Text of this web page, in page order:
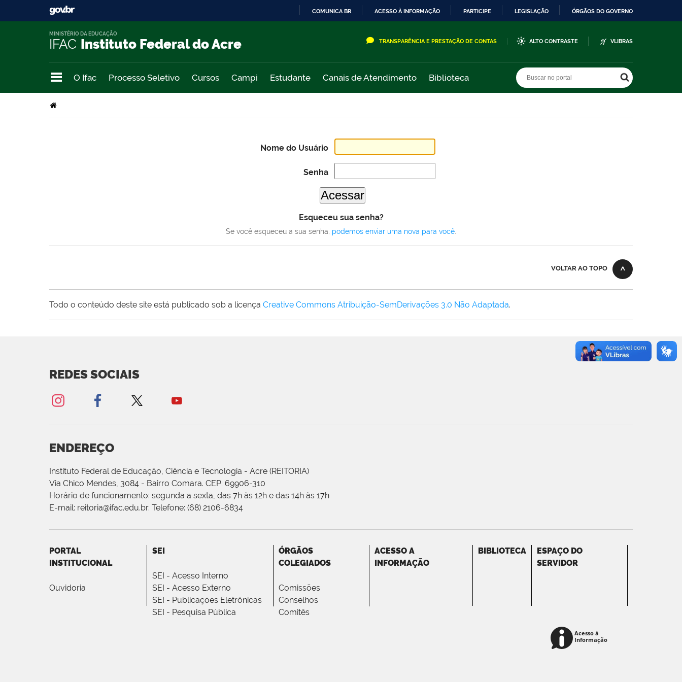
COMUNICA BR ACESSO À INFORMAÇÃO PARTICIPE LEGISLAÇÃO ÓRGÃOS DO GOVERNO
IFAC Instituto Federal do Acre
MINISTÉRIO DA EDUCAÇÃO
TRANSPARÊNCIA E PRESTAÇÃO DE CONTAS ALTO CONTRASTE VLIBRAS
O Ifac Processo Seletivo Cursos Campi Estudante Canais de Atendimento Biblioteca
Nome do Usuário
Senha
Esqueceu sua senha?
Se você esqueceu a sua senha, podemos enviar uma nova para você
VOLTAR AO TOPO
Todo o conteúdo deste site está publicado sob a licença Creative Commons Atribuição-SemDerivações 3.0 Não Adaptada.
REDES SOCIAIS
ENDEREÇO
Instituto Federal de Educação, Ciência e Tecnologia - Acre (REITORIA)
Via Chico Mendes, 3084 - Bairro Comara. CEP: 69906-310
Horário de funcionamento: segunda a sexta, das 7h às 12h e das 14h às 17h
E-mail: reitoria@ifac.edu.br. Telefone: (68) 2106-6834
PORTAL
INSTITUCIONAL
Ouvidoria
SEI
SEI - Acesso Interno
SEI - Acesso Externo
SEI - Publicações Eletrônicas
SEI - Pesquisa Pública
ÓRGÃOS
COLEGIADOS
Comissões
Conselhos
Comitês
ACESSO A
INFORMAÇÃO
BIBLIOTECA
ESPAÇO DO
SERVIDOR